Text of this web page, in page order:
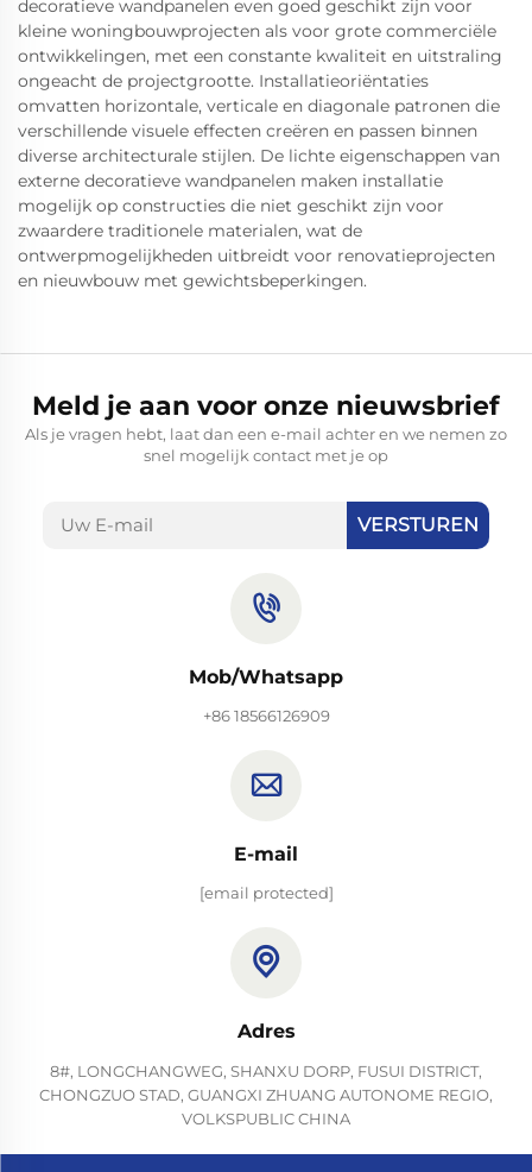
decoratieve wandpanelen even goed geschikt zijn voor
kleine woningbouwprojecten als voor grote commerciële
ontwikkelingen, met een constante kwaliteit en uitstraling
ongeacht de projectgrootte. Installatieoriëntaties
omvatten horizontale, verticale en diagonale patronen die
verschillende visuele effecten creëren en passen binnen
diverse architecturale stijlen. De lichte eigenschappen van
externe decoratieve wandpanelen maken installatie
mogelijk op constructies die niet geschikt zijn voor
zwaardere traditionele materialen, wat de
ontwerpmogelijkheden uitbreidt voor renovatieprojecten
en nieuwbouw met gewichtsbeperkingen.
Meld je aan voor onze nieuwsbrief
Als je vragen hebt, laat dan een e-mail achter en we nemen zo
snel mogelijk contact met je op
VERSTUREN
Mob/Whatsapp
+86 18566126909
E-mail
[email protected]
Adres
8#, LONGCHANGWEG, SHANXU DORP, FUSUI DISTRICT,
CHONGZUO STAD, GUANGXI ZHUANG AUTONOME REGIO,
VOLKSPUBLIC CHINA